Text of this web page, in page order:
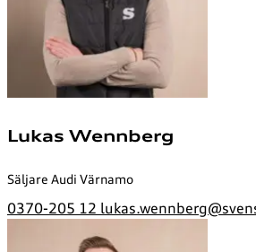
Lukas Wennberg
Säljare Audi Värnamo
0370-205 12